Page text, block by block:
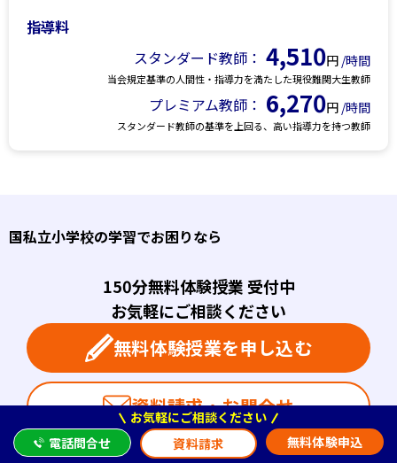
指導料
スタンダード教師： 4,510円 /時間
当会規定基準の人間性・指導力を満たした現役難関大生教師
プレミアム教師： 6,270円 /時間
スタンダード教師の基準を上回る、高い指導力を持つ教師
国私立小学校の学習でお困りなら
お電話（平日11:00 - 19:30）
150分無料体験授業 受付中
お気軽にご相談ください
無料体験授業を申し込む
資料請求・お問合せ
お気軽にご相談ください
電話問合せ
資料請求 無料体験申込